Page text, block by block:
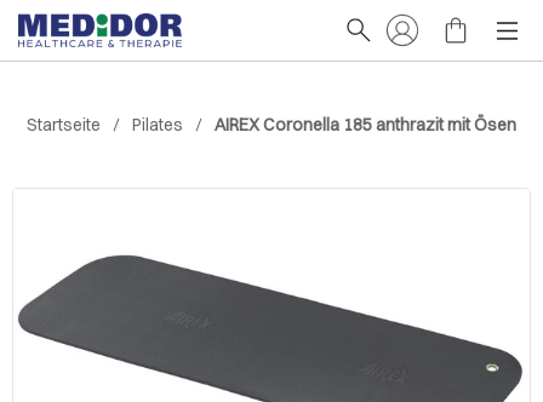
Startseite Pilates AIREX Coronella 185 anthrazit mit Ösen